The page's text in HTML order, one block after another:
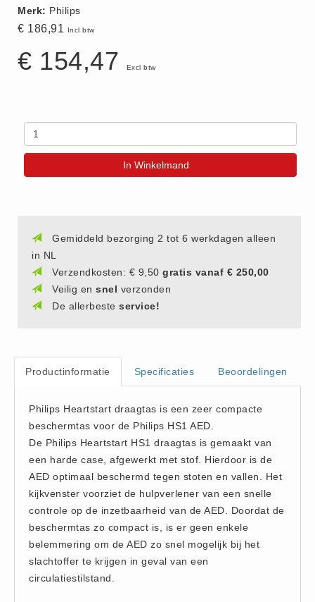
Verzending
Retourneren
Algemene Voorwaarden
(20)
AED apparaten (11)
AED batterijen (12)
AED binnen - buiten kasten (11)
Beademings materialen (6)
AED trainers (14)
BHV kasten (5)
BHV Kleding
Hesjes (9)
BHV middelen
BHV kasten (0)
Evacuatie - Zaklampen (0)
Kleding - Hesjes (0)
Brandblusmiddelen
Merk: Philips
€ 186,91 Incl btw
€ 154,47 Excl btw
In Winkelmand
Gemiddeld bezorging 2 tot 6 werkdagen alleen
in NL
Verzendkosten: € 9,50 gratis vanaf € 250,00
Veilig en snel verzonden
De allerbeste service!
Productinformatie Specificaties Beoordelingen
Philips Heartstart draagtas is een zeer compacte
beschermtas voor de Philips HS1 AED.
De Philips Heartstart HS1 draagtas is gemaakt van
een harde case, afgewerkt met stof. Hierdoor is de
AED optimaal beschermd tegen stoten en vallen. Het
kijkvenster voorziet de hulpverlener van een snelle
controle op de inzetbaarheid van de AED. Doordat de
beschermtas zo compact is, is er geen enkele
belemmering om de AED zo snel mogelijk bij het
slachtoffer te krijgen in geval van een
circulatiestilstand.